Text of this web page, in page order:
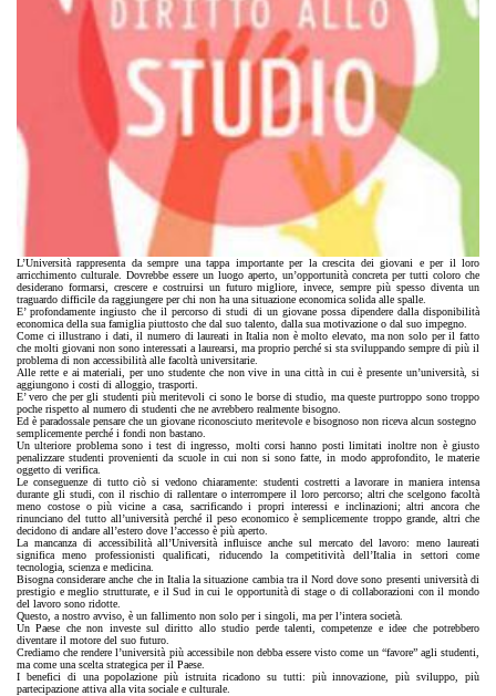
L’Università rappresenta da sempre una tappa importante per la crescita dei giovani e per il loro
arricchimento culturale. Dovrebbe essere un luogo aperto, un’opportunità concreta per tutti coloro che
desiderano formarsi, crescere e costruirsi un futuro migliore, invece, sempre più spesso diventa un
traguardo difficile da raggiungere per chi non ha una situazione economica solida alle spalle.
E’ profondamente ingiusto che il percorso di studi di un giovane possa dipendere dalla disponibilità
economica della sua famiglia piuttosto che dal suo talento, dalla sua motivazione o dal suo impegno.
Come ci illustrano i dati, il numero di laureati in Italia non è molto elevato, ma non solo per il fatto
che molti giovani non sono interessati a laurearsi, ma proprio perché si sta sviluppando sempre di più il
problema di non accessibilità alle facoltà universitarie.
Alle rette e ai materiali, per uno studente che non vive in una città in cui è presente un’università, si
aggiungono i costi di alloggio, trasporti.
E’ vero che per gli studenti più meritevoli ci sono le borse di studio, ma queste purtroppo sono troppo
poche rispetto al numero di studenti che ne avrebbero realmente bisogno.
Ed è paradossale pensare che un giovane riconosciuto meritevole e bisognoso non riceva alcun sostegno
semplicemente perché i fondi non bastano.
Un ulteriore problema sono i test di ingresso, molti corsi hanno posti limitati inoltre non è giusto
penalizzare studenti provenienti da scuole in cui non si sono fatte, in modo approfondito, le materie
oggetto di verifica.
Le conseguenze di tutto ciò si vedono chiaramente: studenti costretti a lavorare in maniera intensa
durante gli studi, con il rischio di rallentare o interrompere il loro percorso; altri che scelgono facoltà
meno costose o più vicine a casa, sacrificando i propri interessi e inclinazioni; altri ancora che
rinunciano del tutto all’università perché il peso economico è semplicemente troppo grande, altri che
decidono di andare all’estero dove l’accesso è più aperto.
La mancanza di accessibilità all’Università influisce anche sul mercato del lavoro: meno laureati
significa meno professionisti qualificati, riducendo la competitività dell’Italia in settori come
tecnologia, scienza e medicina.
Bisogna considerare anche che in Italia la situazione cambia tra il Nord dove sono presenti università di
prestigio e meglio strutturate, e il Sud in cui le opportunità di stage o di collaborazioni con il mondo
del lavoro sono ridotte.
Questo, a nostro avviso, è un fallimento non solo per i singoli, ma per l’intera società.
Un Paese che non investe sul diritto allo studio perde talenti, competenze e idee che potrebbero
diventare il motore del suo futuro.
Crediamo che rendere l’università più accessibile non debba essere visto come un “favore” agli studenti,
ma come una scelta strategica per il Paese.
I benefici di una popolazione più istruita ricadono su tutti: più innovazione, più sviluppo, più
partecipazione attiva alla vita sociale e culturale.